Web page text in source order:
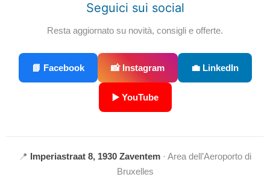
Seguici sui social
Resta aggiornato su novità, consigli e offerte.
📘 Facebook 📸 Instagram 💼 LinkedIn
▶️ YouTube
📍 Imperiastraat 8, 1930 Zaventem · Area dell’Aeroporto di
Bruxelles